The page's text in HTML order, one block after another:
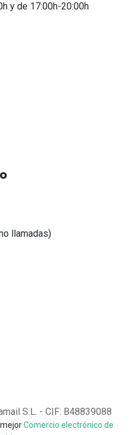
y de 17:00h-20:00h
llamadas)
S.L. - CIF: B48839088
mejorComercio electrónico de